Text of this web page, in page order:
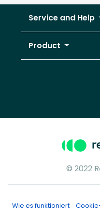
Service and Help
Product
© 2022
Wie es funktioniert